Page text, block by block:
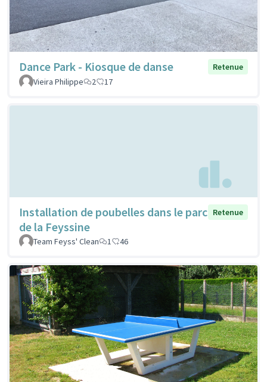
Dance Park - Kiosque de danse
Retenue
Vieira Philippe
2 17
Installation de poubelles dans le parc
de la Feyssine
Retenue
Team Feyss' Clean 1 46